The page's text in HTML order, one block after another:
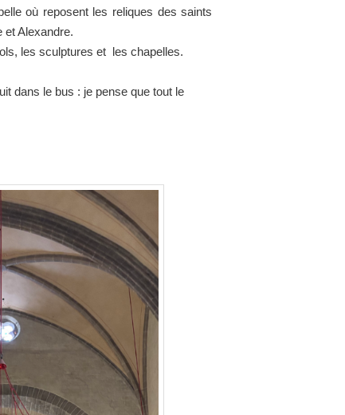
où reposent les reliques des saints
et Alexandre.
les sculptures et les chapelles.
dans le bus : je pense que tout le